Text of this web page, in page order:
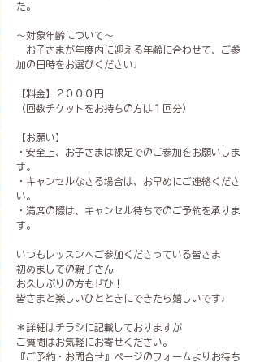
た。
～対象年齢について～
お子さまが年度内に迎える年齢に合わせて、ご参
加の日時をお選びください♩
【料金】２０００円
（回数チケットをお持ちの方は１回分）
【お願い】
・安全上、お子さまは裸足でのご参加をお願いしま
す。
・キャンセルなさる場合は、お早めにご連絡くださ
い。
・満席の際は、キャンセル待ちでのご予約を承りま
す。
いつもレッスンへご参加くださっている皆さま
初めましての親子さん
お久しぶりの方もぜひ！
皆さまと楽しいひとときにできたら嬉しいです♩
＊詳細はチラシに記載しておりますが
ご質問はお気軽にお寄せください。
『ご予約・お問合せ』ページのフォームよりお待ち